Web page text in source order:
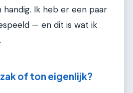
handig. Ik heb er een paar
— en dit is wat ik
of ton eigenlijk?